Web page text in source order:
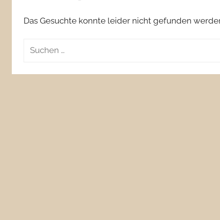
Das Gesuchte konnte leider nicht gefunden
Suchen